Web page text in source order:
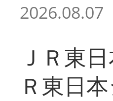
2026.08.07
ＪＲ東
Ｒ東日